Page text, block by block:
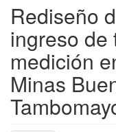
Rediseño
ingreso de
medición
Minas